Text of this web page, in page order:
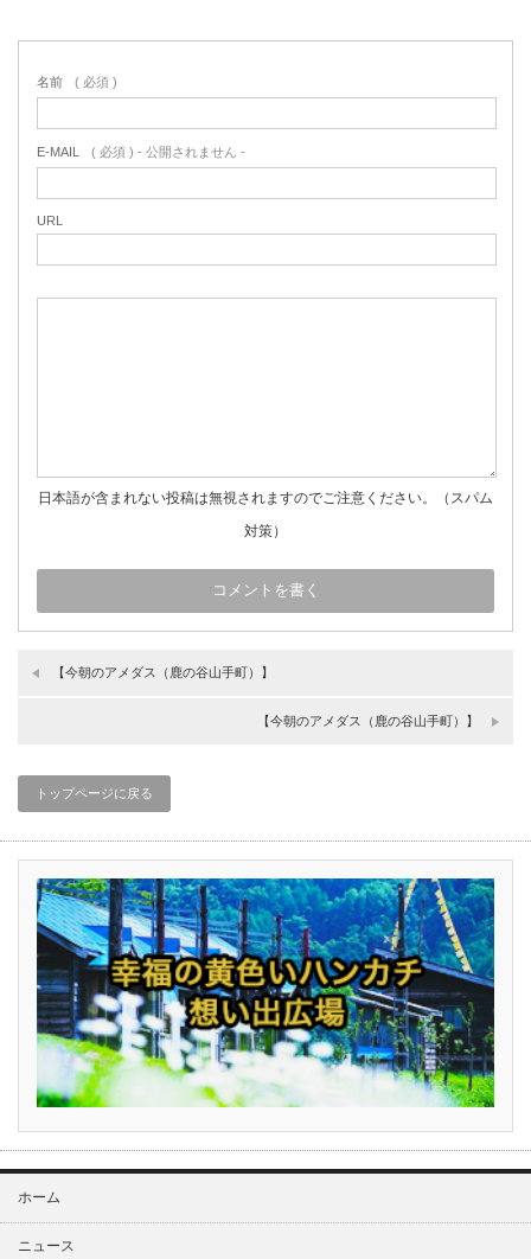
名前 ( 必須 )
E-MAIL ( 必須 ) - 公開されません -
URL
日本語が含まれない投稿は無視されますのでご注意ください。（スパム
対策）
【今朝のアメダス（鹿の谷山手町）】
【今朝のアメダス（鹿の谷山手町）】
トップページに戻る
ホーム
ニュース